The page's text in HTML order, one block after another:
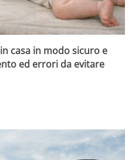
casa in modo sicuro e
ed errori da evitare